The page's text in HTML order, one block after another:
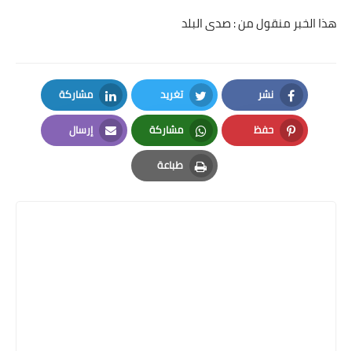
هذا الخبر منقول من : صدى البلد
نشر
Facebook
تغريد
Twitter
مشاركة
LinkedIn
حفظ
Pinterest
مشاركة
Whatsapp
إرسال
Email
طباعة
Print